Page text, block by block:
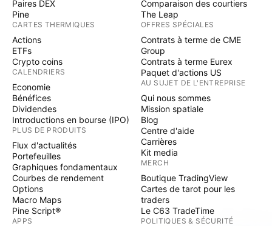
Paires DEX
Pine
CARTES THERMIQUES
Actions
ETFs
Crypto coins
CALENDRIERS
Economie
Bénéfices
Dividendes
Introductions en bourse (IPO)
PLUS DE PRODUITS
Flux d'actualités
Portefeuilles
Graphiques fondamentaux
Courbes de rendement
Options
Macro Maps
Pine Script®
APPS
Comparaison des courtiers
The Leap
OFFRES SPÉCIALES
Contrats à terme de CME
Group
Contrats à terme Eurex
Paquet d'actions US
AU SUJET DE L'ENTREPRISE
Qui nous sommes
Mission spatiale
Blog
Centre d'aide
Carrières
Kit media
MERCH
Boutique TradingView
Cartes de tarot pour les
traders
Le C63 TradeTime
POLITIQUES & SÉCURITÉ